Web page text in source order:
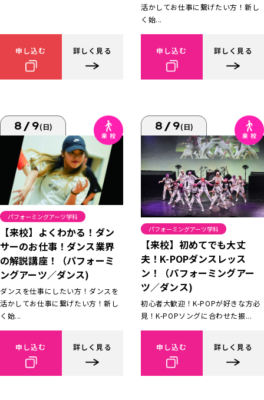
申し込む 詳しく見る
活かしてお仕事に繋げたい方！新し
く始...
申し込む 詳しく見る
8/9(日)
パフォーミングアーツ学科
【来校】よくわかる！ダン
サーのお仕事！ダンス業界
の解説講座！（パフォーミ
ングアーツ／ダンス)
ダンスを仕事にしたい方！ダンスを
活かしてお仕事に繋げたい方！新し
く始...
申し込む 詳しく見る
8/9(日)
パフォーミングアーツ学科
【来校】初めてでも大丈
夫！K-POPダンスレッス
ン！（パフォーミングアー
ツ／ダンス)
初心者大歓迎！K-POPが好きな方必
見！K-POPソングに合わせた振...
申し込む 詳しく見る